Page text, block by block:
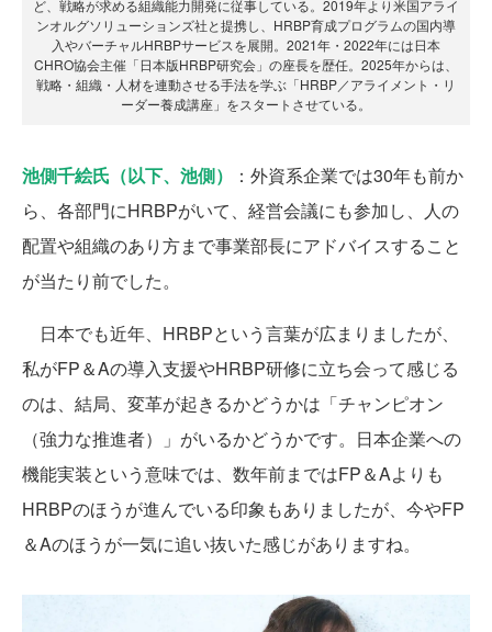
ど、戦略が求める組織能力開発に従事している。2019年より米国アライ
ンオルグソリューションズ社と提携し、HRBP育成プログラムの国内導
入やバーチャルHRBPサービスを展開。2021年・2022年には日本
CHRO協会主催「日本版HRBP研究会」の座長を歴任。2025年からは、
戦略・組織・人材を連動させる手法を学ぶ「HRBP／アライメント・リ
ーダー養成講座」をスタートさせている。
池側千絵氏（以下、池側）
：外資系企業では30年も前か
ら、各部門にHRBPがいて、経営会議にも参加し、人の
配置や組織のあり方まで事業部長にアドバイスすること
が当たり前でした。
日本でも近年、HRBPという言葉が広まりましたが、
私がFP＆Aの導入支援やHRBP研修に立ち会って感じる
のは、結局、変革が起きるかどうかは「チャンピオン
（強力な推進者）」がいるかどうかです。日本企業への
機能実装という意味では、数年前まではFP＆Aよりも
HRBPのほうが進んでいる印象もありましたが、今やFP
＆Aのほうが一気に追い抜いた感じがありますね。